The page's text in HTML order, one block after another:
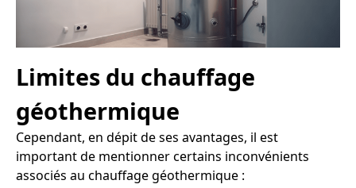
Limites du chauffage
géothermique
Cependant, en dépit de ses avantages, il est
important de mentionner certains inconvénients
associés au chauffage géothermique :